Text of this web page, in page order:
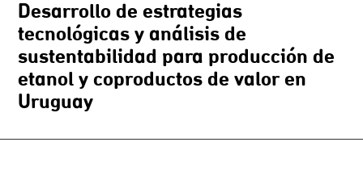
Desarrollo de estrategias
tecnológicas y análisis de
sustentabilidad para producción de
etanol y coproductos de valor en
Uruguay